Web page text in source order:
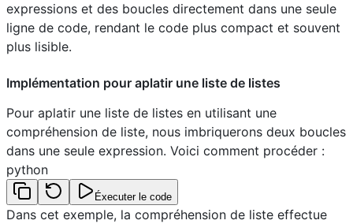
expressions et des boucles directement dans une seule
ligne de code, rendant le code plus compact et souvent
plus lisible.
Implémentation pour aplatir une liste de listes
Pour aplatir une liste de listes en utilisant une
compréhension de liste, nous imbriquerons deux boucles
dans une seule expression. Voici comment procéder :
python
Éxecuter le code
Dans cet exemple, la compréhension de liste effectue